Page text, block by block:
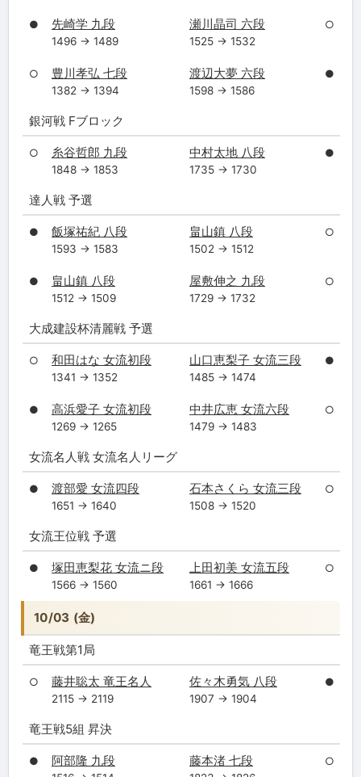
● 先崎学 九段
1496 → 1489
瀬川晶司 六段
1525 → 1532
○
○ 豊川孝弘 七段
1382 → 1394
渡辺大夢 六段
1598 → 1586
●
銀河戦 Fブロック
○ 糸谷哲郎 九段
1848 → 1853
中村太地 八段
1735 → 1730
●
達人戦 予選
● 飯塚祐紀 八段
1593 → 1583
畠山鎮 八段
1502 → 1512
○
● 畠山鎮 八段
1512 → 1509
屋敷伸之 九段
1729 → 1732
○
大成建設杯清麗戦 予選
○ 和田はな 女流初段
1341 → 1352
山口恵梨子 女流三段
1485 → 1474
●
● 高浜愛子 女流初段
1269 → 1265
中井広恵 女流六段
1479 → 1483
○
女流名人戦 女流名人リーグ
● 渡部愛 女流四段
1651 → 1640
石本さくら 女流三段
1508 → 1520
○
女流王位戦 予選
● 塚田恵梨花 女流ニ段
1566 → 1560
上田初美 女流五段
1661 → 1666
○
10/03 (金)
竜王戦第1局
○ 藤井聡太 竜王名人
2115 → 2119
佐々木勇気 八段
1907 → 1904
●
竜王戦5組 昇決
● 阿部隆 九段 藤本渚 七段 ○